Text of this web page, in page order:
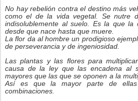
No hay rebelión contra el destino más
como el de la vida vegetal. Se nutre
indisolublemente al suelo. Es la que la
desde que nace hasta que muere.
La flor da al hombre un prodigioso
de perseverancia y de ingeniosidad.
Las plantas y las flores para
causa de la ley que las encadena al
mayores que las que se oponen a la
Así es que la mayor parte de
combinaciones.